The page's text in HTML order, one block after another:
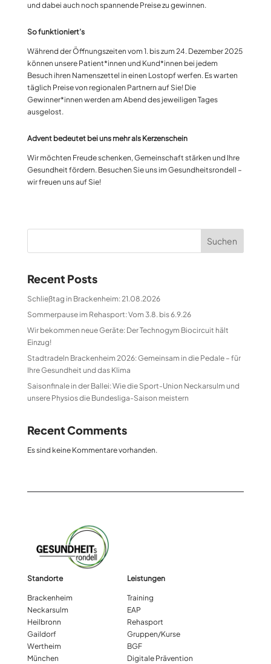
und dabei auch noch spannende Preise zu gewinnen.
So funktioniert’s
Während der Öffnungszeiten vom 1. bis zum 24. Dezember 2025
können unsere Patient*innen und Kund*innen bei jedem
Besuch ihren Namenszettel in einen Lostopf werfen. Es warten
täglich Preise von regionalen Partnern auf Sie! Die
Gewinner*innen werden am Abend des jeweiligen Tages
ausgelost.
Advent bedeutet bei uns mehr als Kerzenschein
Wir möchten Freude schenken, Gemeinschaft stärken und Ihre
Gesundheit fördern. Besuchen Sie uns im Gesundheitsrondell –
wir freuen uns auf Sie!
Suchen
Recent Posts
Schließtag in Brackenheim: 21.08.2026
Sommerpause im Rehasport: Vom 3.8. bis 6.9.26
Wir bekommen neue Geräte: Der Technogym Biocircuit hält
Einzug!
Stadtradeln Brackenheim 2026: Gemeinsam in die Pedale – für
Ihre Gesundheit und das Klima
Saisonfinale in der Ballei: Wie die Sport-Union Neckarsulm und
unsere Physios die Bundesliga-Saison meistern
Recent Comments
Es sind keine Kommentare vorhanden.
Standorte
Brackenheim
Neckarsulm
Heilbronn
Gaildorf
Wertheim
München
Leistungen
Training
EAP
Rehasport
Gruppen/Kurse
BGF
Digitale Prävention